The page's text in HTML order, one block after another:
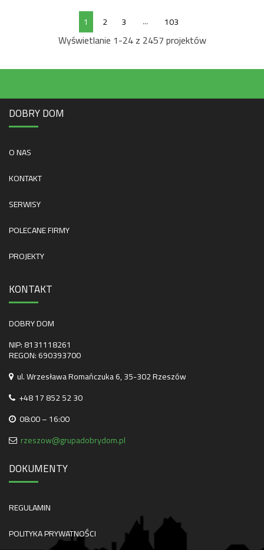
1 2 3 ... 103
Wyświetlanie 1-24 z 2457 projektów
DOBRY DOM
O NAS
KONTAKT
SERWISY
POLECANE FIRMY
PROJEKTY
KONTAKT
DOBRY DOM
NIP: 8131118261
REGON: 690393700
ul. Wrzesława Romańczuka 6, 35-302 Rzeszów
+48 17 852 52 30
08:00 – 16:00
rzeszow@grupadobrydom.pl
DOKUMENTY
REGULAMIN
POLITYKA PRYWATNOŚCI